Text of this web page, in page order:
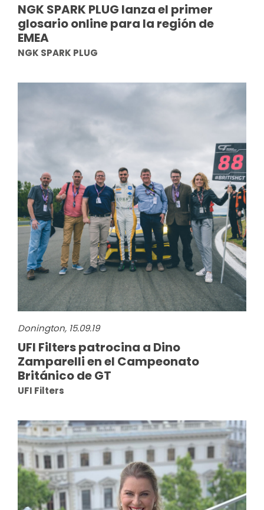
NGK SPARK PLUG lanza el primer
glosario online para la región de
EMEA
NGK SPARK PLUG
Donington, 15.09.19
UFI Filters patrocina a Dino
Zamparelli en el Campeonato
Británico de GT
UFI Filters